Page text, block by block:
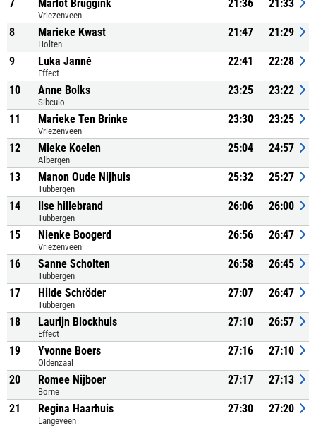
7 Marlot Bruggink
Vriezenveen
21:36 21:33
8 Marieke Kwast
Holten
21:47 21:29
9 Luka Janné
Effect
22:41 22:28
10 Anne Bolks
Sibculo
23:25 23:22
11 Marieke Ten Brinke
Vriezenveen
23:30 23:25
12 Mieke Koelen
Albergen
25:04 24:57
13 Manon Oude Nijhuis
Tubbergen
25:32 25:27
14 Ilse hillebrand
Tubbergen
26:06 26:00
15 Nienke Boogerd
Vriezenveen
26:56 26:47
16 Sanne Scholten
Tubbergen
26:58 26:45
17 Hilde Schröder
Tubbergen
27:07 26:47
18 Laurijn Blockhuis
Effect
27:10 26:57
19 Yvonne Boers
Oldenzaal
27:16 27:10
20 Romee Nijboer
Borne
27:17 27:13
21 Regina Haarhuis
Langeveen
27:30 27:20